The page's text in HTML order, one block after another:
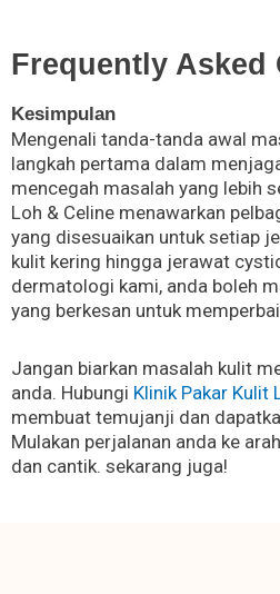
Frequently Asked
Kesimpulan
Mengenali tanda-tanda awal
langkah pertama dalam
mencegah masalah yang lebih
Loh & Celine menawarkan
yang disesuaikan untuk setiap
kulit kering hingga jerawat
dermatologi kami, anda boleh
yang berkesan untuk
Jangan biarkan masalah kulit
anda. Hubungi Klinik Pakar Kulit
membuat temujanji dan
Mulakan perjalanan anda ke
dan cantik. sekarang juga!